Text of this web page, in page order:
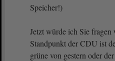
Speicher!)
Jetzt würde ich Sie
Standpunkt der CDU ist
grüne von gestern oder